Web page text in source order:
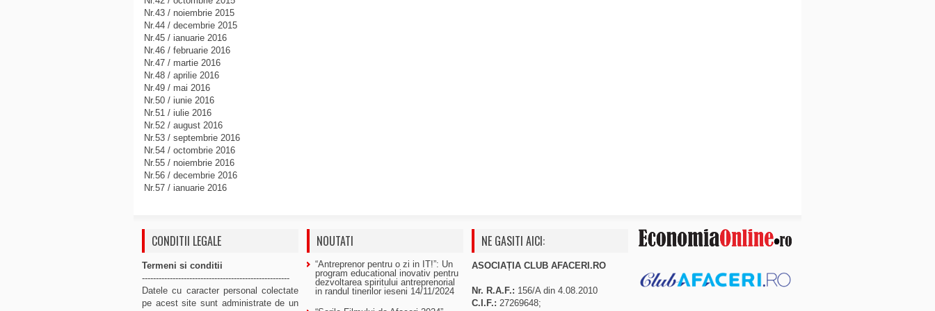
Nr.43 / noiembrie 2015
Nr.44 / decembrie 2015
Nr.45 / ianuarie 2016
Nr.46 / februarie 2016
Nr.47 / martie 2016
Nr.48 / aprilie 2016
Nr.49 / mai 2016
Nr.50 / iunie 2016
Nr.51 / iulie 2016
Nr.52 / august 2016
Nr.53 / septembrie 2016
Nr.54 / octombrie 2016
Nr.55 / noiembrie 2016
Nr.56 / decembrie 2016
Nr.57 / ianuarie 2016
CONDITII LEGALE
Termeni si conditii
-----------------------------------------------------
Datele cu caracter personal colectate
pe acest site sunt administrate de un
NOUTATI
“Antreprenor pentru o zi in IT!”: Un
program educational inovativ pentru
dezvoltarea spiritului antreprenorial
in randul tinerilor ieseni 14/11/2024
NE GASITI AICI:
ASOCIAȚIA CLUB AFACERI.RO
Nr. R.A.F.: 156/A din 4.08.2010
C.I.F.: 27269648;